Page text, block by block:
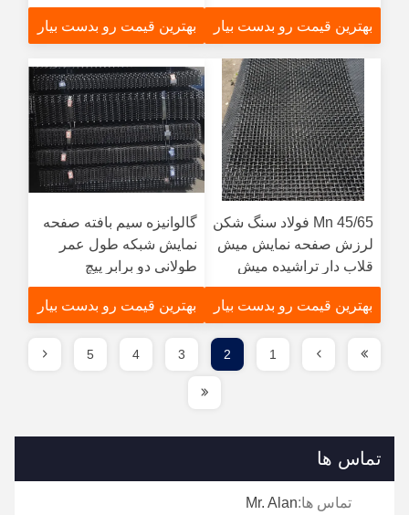
نمایش شبکه
بهترین قیمت رو بدست بیار
بهترین قیمت رو بدست بیار
45/65 Mn فولاد سنگ شکن
لرزش صفحه نمایش میش
قلاب دار تراشیده میش
بهترین قیمت رو بدست بیار
گالوانیزه سیم بافته صفحه
نمایش شبکه طول عمر
طولانی دو برابر پیچ
بهترین قیمت رو بدست بیار
1
2
3
4
5
تماس ها
تماس ها:Mr. Alan